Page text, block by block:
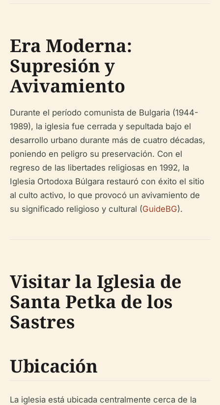
Era Moderna:
Supresión y
Avivamiento
Durante el período comunista de Bulgaria (1944-
1989), la iglesia fue cerrada y sepultada bajo el
desarrollo urbano durante más de cuatro décadas,
poniendo en peligro su preservación. Con el
regreso de las libertades religiosas en 1992, la
Iglesia Ortodoxa Búlgara restauró con éxito el sitio
al culto activo, lo que provocó un avivamiento de
su significado religioso y cultural (GuideBG).
Visitar la Iglesia de
Santa Petka de los
Sastres
Ubicación
La iglesia está ubicada centralmente cerca de la